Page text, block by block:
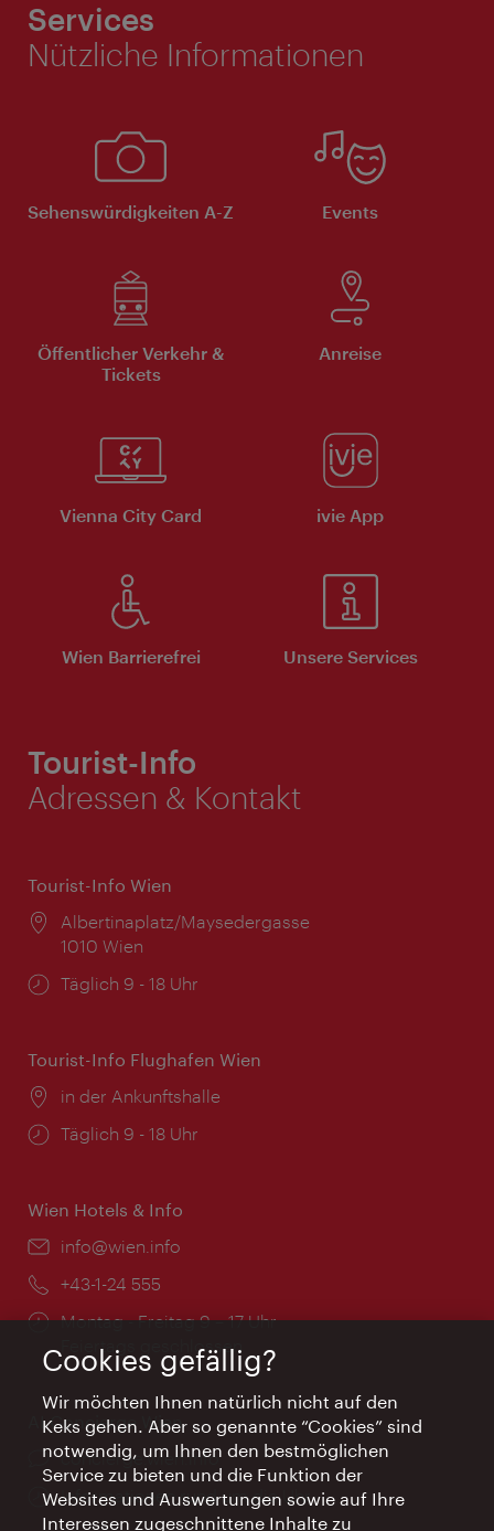
Services
Nützliche Informationen
Sehenswürdigkeiten A-Z Events
Öffentlicher Verkehr &
Tickets
Anreise
Vienna City Card ivie App
Wien Barrierefrei Unsere Services
Tourist-Info
Adressen & Kontakt
Tourist-Info Wien
Ort:
Albertinaplatz/Maysedergasse
1010 Wien
Öffnungszeiten:
Täglich 9 - 18 Uhr
Tourist-Info Flughafen Wien
Ort:
in der Ankunftshalle
Öffnungszeiten:
Täglich 9 - 18 Uhr
Wien Hotels & Info
Email:
info@wien.info
Telefon:
+43-1-24 555
Öffnungszeiten:
Montag - Freitag 9 – 17 Uhr
Feiertags geschlossen
AI Concierge Wien
Ort:
concierge.wien.info
Öffnungszeiten:
Informationen rund um die Uhr
Cookies gefällig?
Wir möchten Ihnen natürlich nicht auf den
Keks gehen. Aber so genannte “Cookies” sind
notwendig, um Ihnen den bestmöglichen
Service zu bieten und die Funktion der
Websites und Auswertungen sowie auf Ihre
Interessen zugeschnittene Inhalte zu